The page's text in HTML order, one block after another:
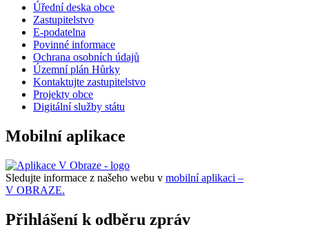
Úřední deska obce
Zastupitelstvo
E-podatelna
Povinné informace
Ochrana osobních údajů
Územní plán Hůrky
Kontaktujte zastupitelstvo
Projekty obce
Digitální služby státu
Mobilní aplikace
Sledujte informace z našeho webu v mobilní aplikaci –
V OBRAZE.
Přihlášení k odběru zpráv